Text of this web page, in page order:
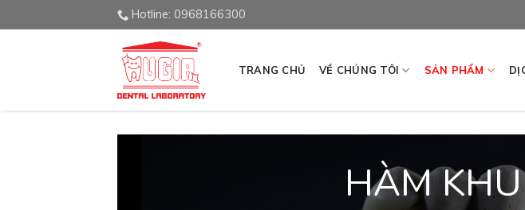
to
Hotline: 0968166300
TRANG CHỦ VỀ CHÚNG TÔI SẢN PHẨM
HÀM